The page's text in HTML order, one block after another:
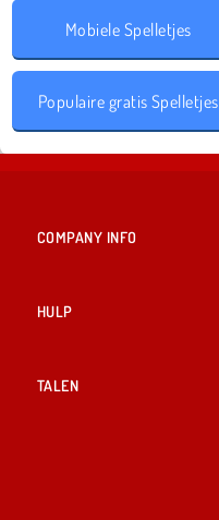
Mobiele Spelletjes
Populaire gratis Spelletjes
COMPANY INFO
HULP
TALEN